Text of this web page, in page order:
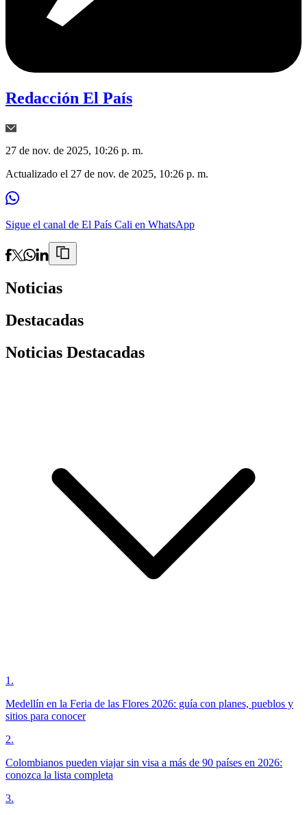
Redacción El País
27 de nov. de 2025, 10:26 p. m.
Actualizado el 27 de nov. de 2025, 10:26 p. m.
Sigue el canal de El País Cali en WhatsApp
Noticias
Destacadas
Noticias Destacadas
1 .
Medellín en la Feria de las Flores 2026: guía con planes, pueblos y
sitios para conocer
2.
Colombianos pueden viajar sin visa a más de 90 países en 2026:
conozca la lista completa
3.